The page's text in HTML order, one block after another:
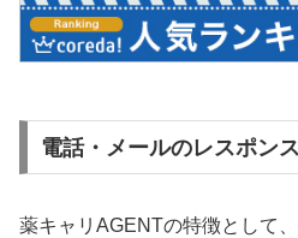
電話・メールのレスポン
薬キャリAGENTの特徴として、